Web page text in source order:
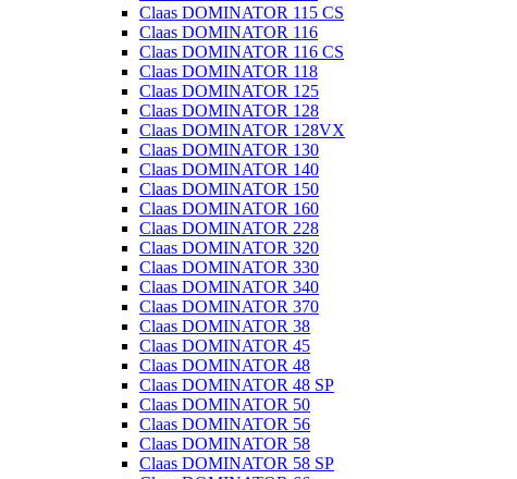
Claas DOMINATOR 115 CS
Claas DOMINATOR 116
Claas DOMINATOR 116 CS
Claas DOMINATOR 118
Claas DOMINATOR 125
Claas DOMINATOR 128
Claas DOMINATOR 128VX
Claas DOMINATOR 130
Claas DOMINATOR 140
Claas DOMINATOR 150
Claas DOMINATOR 160
Claas DOMINATOR 228
Claas DOMINATOR 320
Claas DOMINATOR 330
Claas DOMINATOR 340
Claas DOMINATOR 370
Claas DOMINATOR 38
Claas DOMINATOR 45
Claas DOMINATOR 48
Claas DOMINATOR 48 SP
Claas DOMINATOR 50
Claas DOMINATOR 56
Claas DOMINATOR 58
Claas DOMINATOR 58 SP